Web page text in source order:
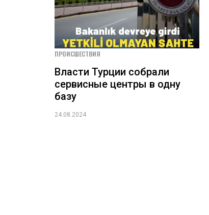
ПРОИСШЕСТВИЯ
Власти Турции собрали
сервисные центры в одну
базу
24.08.2024